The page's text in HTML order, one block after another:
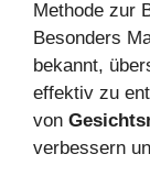
Methode zur
Besonders
bekannt,
effektiv zu
von
verbessern